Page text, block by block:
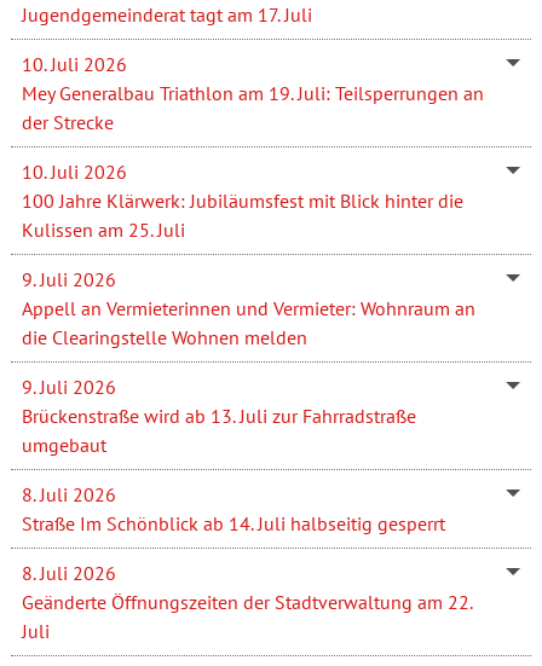
Jugendgemeinderat tagt am 17. Juli
10. Juli 2026
Mey Generalbau Triathlon am 19. Juli: Teilsperrungen an
der Strecke
10. Juli 2026
100 Jahre Klärwerk: Jubiläumsfest mit Blick hinter die
Kulissen am 25. Juli
9. Juli 2026
Appell an Vermieterinnen und Vermieter: Wohnraum an
die Clearingstelle Wohnen melden
9. Juli 2026
Brückenstraße wird ab 13. Juli zur Fahrradstraße
umgebaut
8. Juli 2026
Straße Im Schönblick ab 14. Juli halbseitig gesperrt
8. Juli 2026
Geänderte Öffnungszeiten der Stadtverwaltung am 22.
Juli